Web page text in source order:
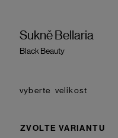
Sukně Bellaria
Black Beauty
velikost
ZVOLTE VARIANTU